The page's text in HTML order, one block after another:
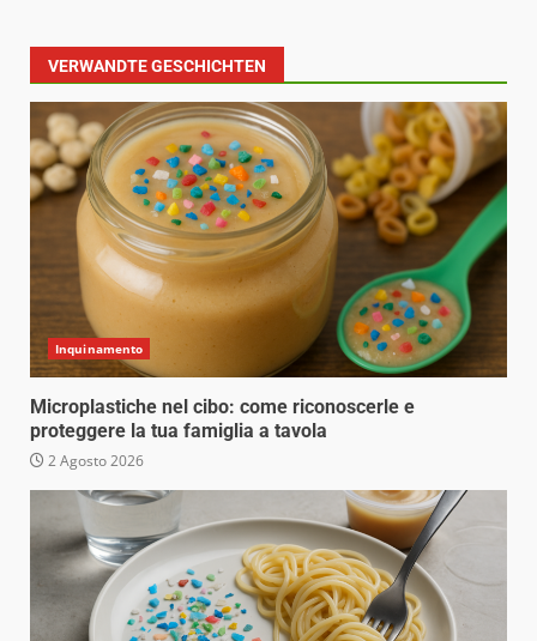
VERWANDTE GESCHICHTEN
Inquinamento
Microplastiche nel cibo: come riconoscerle e
proteggere la tua famiglia a tavola
2 Agosto 2026